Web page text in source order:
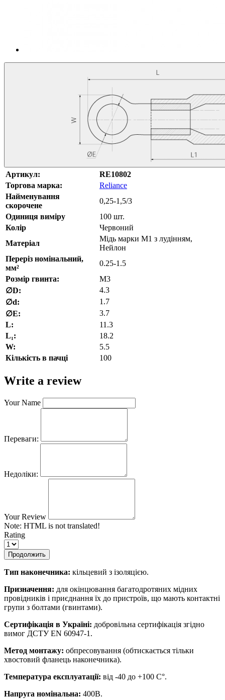
Артикул:
RE10802
Торгова марка:
Reliance
Найменування
скорочене
0,25-1,5/3
Одиниця виміру
100 шт.
Колір
Червоний
Матеріал
Мідь марки М1 з лудінням,
Нейлон
Переріз номінальний,
мм²
0.25-1.5
Розмір гвинта:
M3
∅D:
4.3
∅d:
1.7
∅E:
3.7
L:
11.3
L₁:
18.2
W:
5.5
Кількість в пачці
100
Write a review
Your Name
Переваги:
Недоліки:
Your Review
Note: HTML is not translated!
Rating
Продолжить
Тип наконечника: кільцевий з ізоляцією.
Призначення: для окінцювання багатодротяних мідних
провідників і приєднання їх до пристроїв, що мають контактні
групи з болтами (гвинтами).
Сертифікація в Україні: добровільна сертифікація згідно
вимог ДСТУ EN 60947-1.
Метод монтажу: обпресовування (обтискається тільки
хвостовий фланець наконечника).
Температура експлуатації: від -40 до +100 С°.
Напруга номінальна: 400В.